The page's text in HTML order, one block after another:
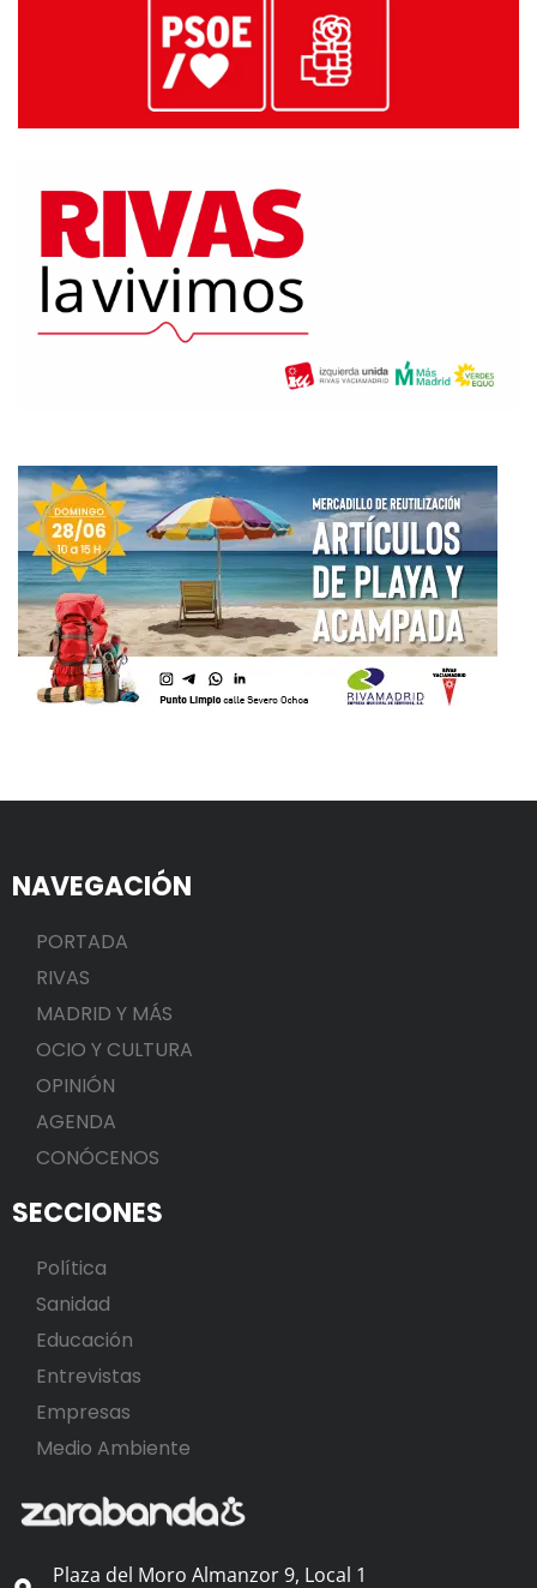
NAVEGACIÓN
PORTADA
RIVAS
MADRID Y MÁS
OCIO Y CULTURA
OPINIÓN
AGENDA
CONÓCENOS
SECCIONES
Política
Sanidad
Educación
Entrevistas
Empresas
Medio Ambiente
Plaza del Moro Almanzor 9, Local 1